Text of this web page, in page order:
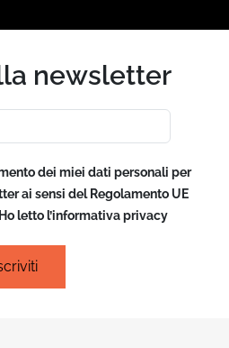
newsletter
dei miei dati personali per
ai sensi del Regolamento UE
letto l’informativa privacy